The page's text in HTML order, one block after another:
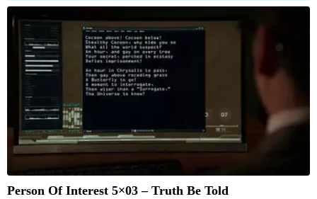
Person Of Interest 5×03 – Truth Be Told